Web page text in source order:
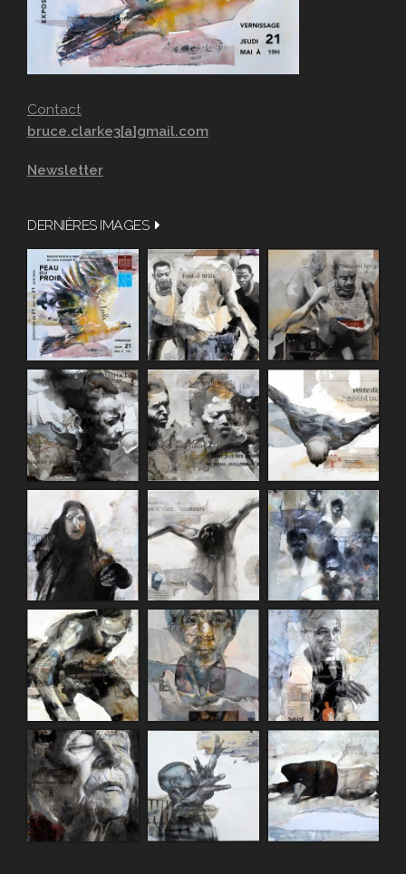
Contact
bruce.clarke3[a]gmail.com
Newsletter
DERNIÈRES IMAGES